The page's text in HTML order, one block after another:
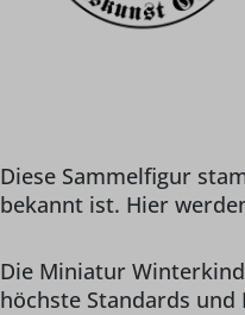
Diese Sammelfigur
bekannt ist. Hier
Die Miniatur
höchste Standards